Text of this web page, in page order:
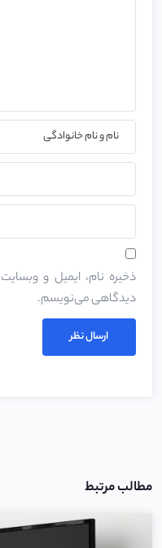
ذخیره نام، ایمیل و
دیدگاهی می‌نویسم.
مطالب مرتبط